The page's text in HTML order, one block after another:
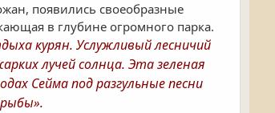
появились своеобразные
в глубине огромного парка.
курян. Услужливый лесничий
лучей солнца. Эта зеленая
Сейма под разгульные песни